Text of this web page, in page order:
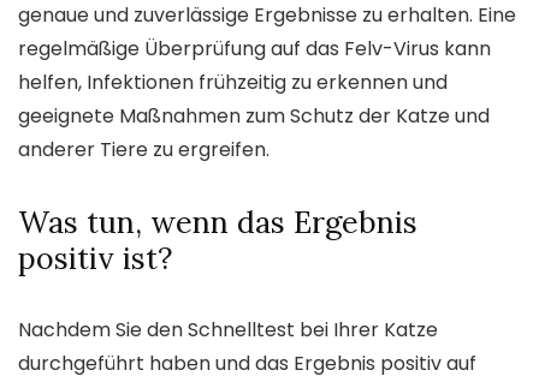
genaue und zuverlässige Ergebnisse zu erhalten. Eine
regelmäßige Überprüfung auf das Felv-Virus kann
helfen, Infektionen frühzeitig zu erkennen und
geeignete Maßnahmen zum Schutz der Katze und
anderer Tiere zu ergreifen.
Was tun, wenn das Ergebnis
positiv ist?
Nachdem Sie den Schnelltest bei Ihrer Katze
durchgeführt haben und das Ergebnis positiv auf